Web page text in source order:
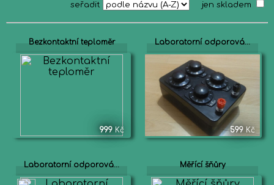
seřadit jen skladem
Bezkontaktní teploměr
999 Kč
Laboratorní odporová...
599 Kč
Laboratorní odporová... Měřící šňůry